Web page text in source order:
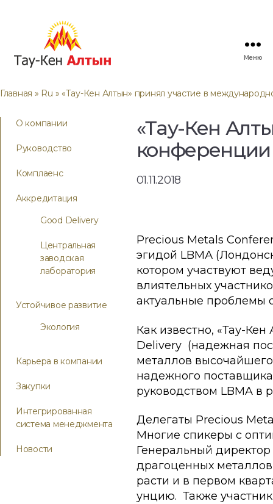
Меню
Главная » Ru » «Тау-Кен Алтын» принял участие в
О компании
Руководство
Комплаенс
Аккредитация
Good Delivery
Центральная
заводская
лаборатория
Устойчивое развитие
Экология
Карьера в компании
Закупки
Интегрированная
система менеджмента
Новости
«Тау-Кен
01.11.2018
Precious Metals
эгидой LBMА
котором участвуют
влиятельных
актуальные проблемы
Как известно, «Тау-
Delivery (надежная
металлов
надежного
руководством LBMA в
Делегаты Precious
Многие спикеры с
Генеральный
драгоценных
расти и в первом
унцию. Также